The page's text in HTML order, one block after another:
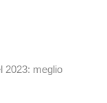
2023: meglio